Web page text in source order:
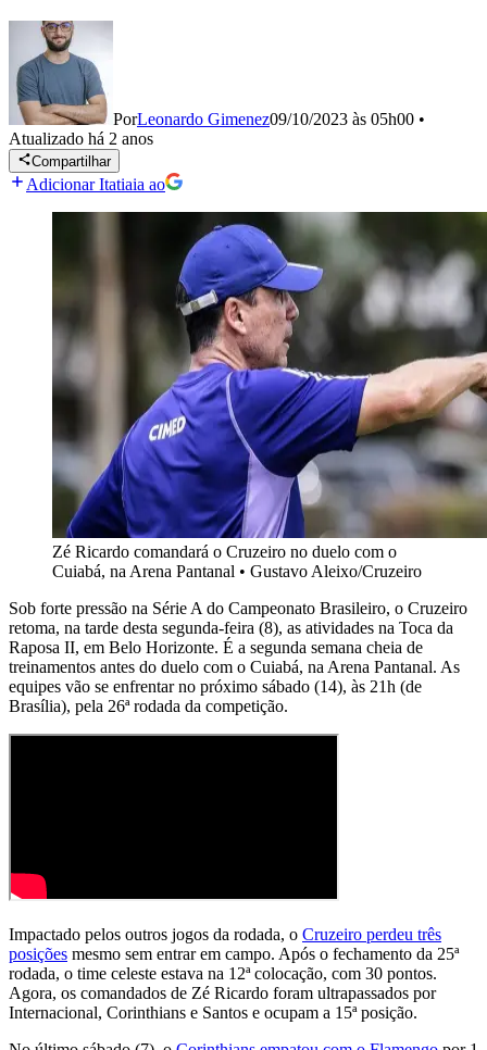
PorLeonardo Gimenez09/10/2023 às 05h00 •
Atualizado há 2 anos
Compartilhar
Adicionar Itatiaia ao
Zé Ricardo comandará o Cruzeiro no duelo com o
Cuiabá, na Arena Pantanal • Gustavo Aleixo/Cruzeiro
Sob forte pressão na Série A do Campeonato Brasileiro, o Cruzeiro
retoma, na tarde desta segunda-feira (8), as atividades na Toca da
Raposa II, em Belo Horizonte. É a segunda semana cheia de
treinamentos antes do duelo com o Cuiabá, na Arena Pantanal. As
equipes vão se enfrentar no próximo sábado (14), às 21h (de
Brasília), pela 26ª rodada da competição.
Impactado pelos outros jogos da rodada, o Cruzeiro perdeu três
posições mesmo sem entrar em campo. Após o fechamento da 25ª
rodada, o time celeste estava na 12ª colocação, com 30 pontos.
Agora, os comandados de Zé Ricardo foram ultrapassados por
Internacional, Corinthians e Santos e ocupam a 15ª posição.